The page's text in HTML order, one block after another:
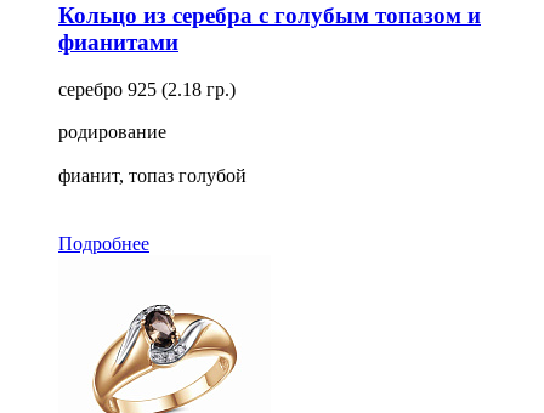
Кольцо из серебра с голубым топазом и
фианитами
серебро 925 (2.18 гр.)
родирование
фианит, топаз голубой
Подробнее